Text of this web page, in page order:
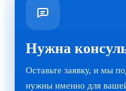
Нужна
Оставьте заявку, и мы
нужны именно для